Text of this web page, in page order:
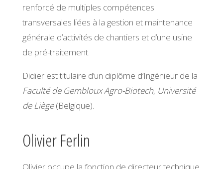
renforcé de multiples compétences
transversales liées à la gestion et maintenance
générale d’activités de chantiers et d’une usine
de pré-traitement.
Didier est titulaire d’un diplôme d’Ingénieur de la
Faculté de Gembloux Agro-Biotech, Université
de Liège(Belgique).
Olivier Ferlin